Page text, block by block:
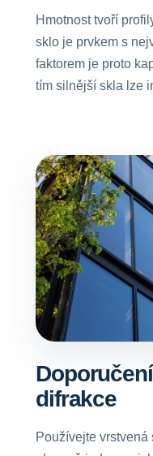
Hmotnost tvoří
sklo je prvkem s
faktorem je proto
tím silnější skla lze
difrakce
Používejte vrstvená